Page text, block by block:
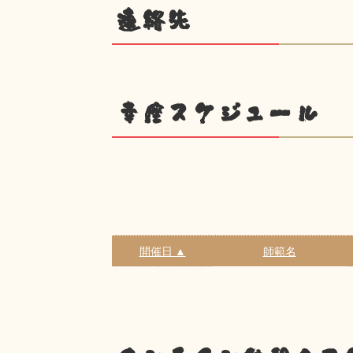
連絡先
幸座スケジュール
開催日 ▲ 師範名